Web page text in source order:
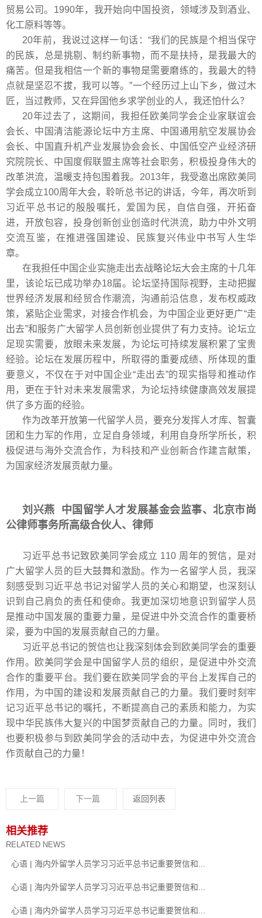
贸易公司。1990年，我开始向中国投资，领域涉及到酒业、
化工原料等等。
20年前，我说过这样一句话：“我们的民族是个相当保守
的民族，总是挑剔、制约新事物，而不是扶持，是我最大的
痛苦。但是我相信一个新的事物是需要磨练的，我最大的特
点就是坚忍不拔，我可以等。”一个经历过上山下乡，做过木
匠，当过教师，又在异国他乡求学创业的人，我还怕什么？
20年过去了，这期间，我担任欧美同学会企业家联谊会
会长、中国清洁能源论坛中方主席、中国通用航空发展协会
会长、中国直升机产业发展协会会长、中国低空产业经济研
究院院长、中国度假联盟主席等社会职务，积极投身伟大的
改革洪流，温暖支持包围着我。2013年，我受邀出席欧美同
学会成立100周年大会，聆听总书记的讲话，今年，再次听到
习近平总书记的殷殷嘱托，爱国为民，自信自强，开拓奋
进，开放包容，投身创新创业创造时代洪流，助力中外文明
交流互鉴，在推进强国建设、民族复兴伟业中书写人生华
章。
在我担任中国企业实施走出去战略论坛大会主席的十几年
里，该论坛已成功举办18届。论坛坚持国际视野，主动把握
世界经济发展和经贸合作潮流，沟通前沿信息，发布权威政
策，紧贴企业需求，对接合作机会，为中国企业更好更广“走
出去”和服务广大留学人员创新创业提供了有力支持。论坛立
足现实需要，放眼未来发展，为论坛可持续发展积累了宝贵
经验。论坛在发展历程中，所取得的重要成绩、所体现的重
要意义，不仅在于对中国企业“走出去”的现实指导和推动作
用，更在于针对未来发展需求，为论坛持续健康高效发展提
供了多方面的经验。
作为改革开放第一代留学人员，要充分发挥人才库、智囊
团和生力军的作用，立足自身领域，利用自身所学所长，积
极促进与海外交流合作，为科技和产业创新合作建言献策，
为国家经济发展贡献力量。
刘兴燕 中国留学人才发展基金会监事、北京市尚
公律师事务所高级合伙人、律师
习近平总书记致欧美同学会成立 110 周年的贺信，是对
广大留学人员的巨大鼓舞和激励。作为一名留学人员，我深
刻感受到习近平总书记对留学人员的关心和期望，也深刻认
识到自己肩负的责任和使命。我更加深切地意识到留学人员
是推动中国发展的重要力量，是促进中外交流合作的重要桥
梁，要为中国的发展贡献自己的力量。
习近平总书记的贺信也让我深刻体会到欧美同学会的重要
作用。欧美同学会是中国留学人员的组织，是促进中外交流
合作的重要平台。我们要在欧美同学会的平台上发挥自己的
作用，为中国的建设和发展贡献自己的力量。我们要时刻牢
记习近平总书记的嘱托，不断提高自己的素质和能力，为实
现中华民族伟大复兴的中国梦贡献自己的力量。同时，我们
也要积极参与到欧美同学会的活动中去，为促进中外交流合
作贡献自己的力量！
上一篇 下一篇 返回列表
相关推荐
RELATED NEWS
心语 | 海内外留学人员学习习近平总书记重要贺信和...
心语 | 海内外留学人员学习习近平总书记重要贺信和...
心语 | 海内外留学人员学习习近平总书记重要贺信和...